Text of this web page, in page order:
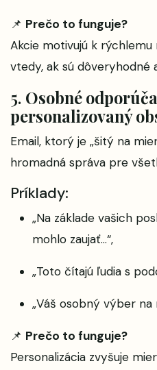
📌 Prečo to funguje?
Akcie motivujú k
vtedy, ak sú dôveryhodné
5. Osobné
personalizovaný
Email, ktorý je „šitý na
hromadná správa pre
Príklady:
„Na základe vašich
mohlo zaujať…“,
„Toto čítajú ľudia s
„Váš osobný výber na
📌 Prečo to funguje?
Personalizácia zvyšuje